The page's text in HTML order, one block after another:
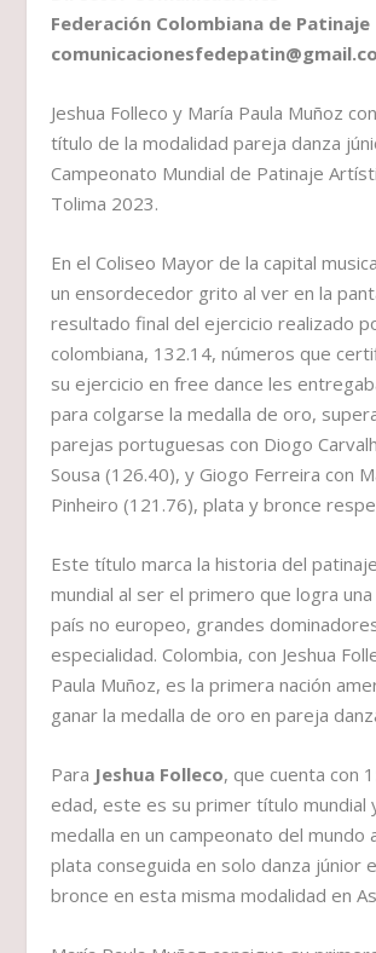
Federación Colombiana de Patinaje
Jeshua Folleco y María Paula Muñoz
título de la modalidad pareja danza
Campeonato Mundial de Patinaje
Tolima 2023.
En el Coliseo Mayor de la capital
un ensordecedor grito al ver en la
resultado final del ejercicio realizado
colombiana, 132.14, números que
su ejercicio en free dance les
para colgarse la medalla de oro,
parejas portuguesas con Diogo
Sousa (126.40), y Giogo Ferreira con
Pinheiro (121.76), plata y bronce
Este título marca la historia del
mundial al ser el primero que logra
país no europeo, grandes
especialidad. Colombia, con Jeshua
Paula Muñoz, es la primera nación
ganar la medalla de oro en pareja
Para Jeshua Folleco, que cuenta con
edad, este es su primer título mundial
medalla en un campeonato del mundo
plata conseguida en solo danza júnior
bronce en esta misma modalidad en